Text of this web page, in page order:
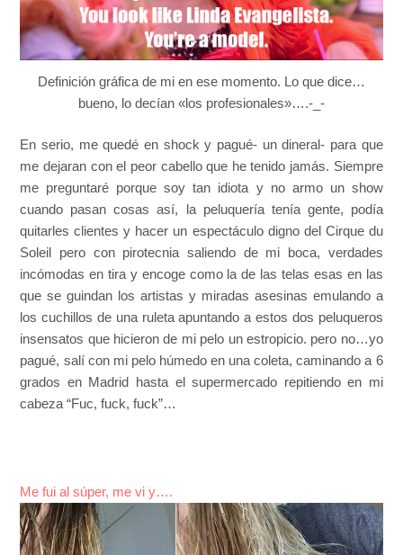
Definición gráfica de mi en ese momento. Lo que dice…
bueno, lo decían «los profesionales»….-_-
En serio, me quedé en shock y pagué- un dineral- para que
me dejaran con el peor cabello que he tenido jamás. Siempre
me preguntaré porque soy tan idiota y no armo un show
cuando pasan cosas así, la peluquería tenía gente, podía
quitarles clientes y hacer un espectáculo digno del Cirque du
Soleil pero con pirotecnia saliendo de mi boca, verdades
incómodas en tira y encoge como la de las telas esas en las
que se guindan los artistas y miradas asesinas emulando a
los cuchillos de una ruleta apuntando a estos dos peluqueros
insensatos que hicieron de mi pelo un estropicio. pero no…yo
pagué, salí con mi pelo húmedo en una coleta, caminando a 6
grados en Madrid hasta el supermercado repitiendo en mi
cabeza “Fuc, fuck, fuck”…
Me fui al súper, me vi y….